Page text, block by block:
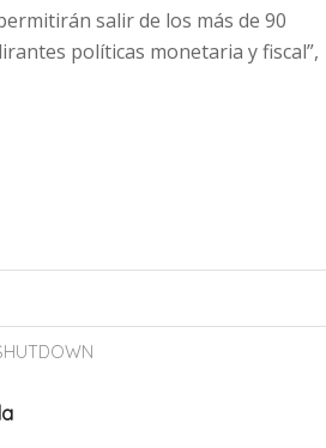
salir de los más de 90
políticas monetaria y fiscal”,